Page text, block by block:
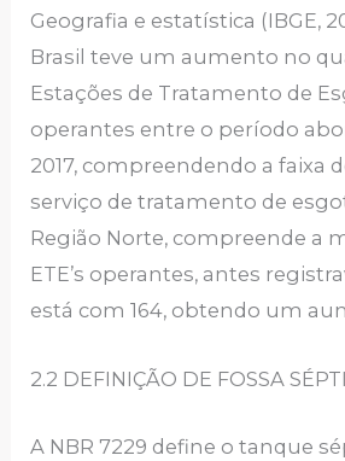
Geografia e estatística (IBGE,
Brasil teve um aumento no
Estações de Tratamento de
operantes entre o período
2017, compreendendo a faixa
serviço de tratamento de
Região Norte, compreende a
ETE’s operantes, antes
está com 164, obtendo um
2.2 DEFINIÇÃO DE FOSSA
A NBR 7229 define o tanque